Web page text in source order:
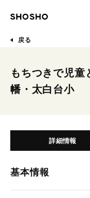
戻る
もちつきで児
幡・太白台小
詳細情報
基本情報